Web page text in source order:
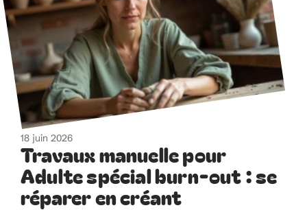
18 juin 2026
Travaux manuelle pour
Adulte spécial burn-out : se
réparer en créant